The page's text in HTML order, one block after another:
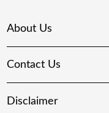
About Us
Contact Us
Disclaimer